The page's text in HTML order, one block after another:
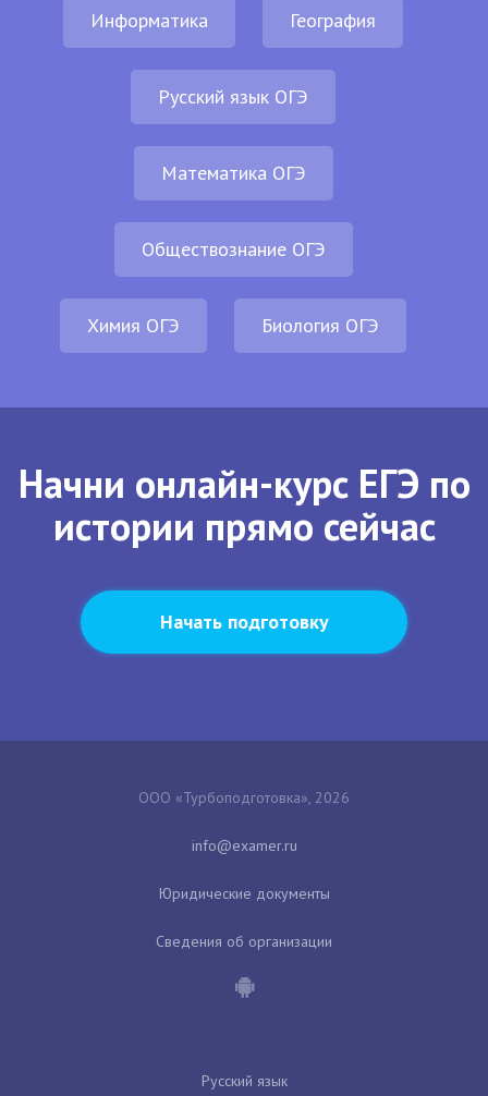
Информатика География
Русский язык ОГЭ
Математика ОГЭ
Обществознание ОГЭ
Химия ОГЭ Биология ОГЭ
Начни онлайн-курс ЕГЭ по
истории прямо сейчас
Начать подготовку
ООО «Турбоподготовка», 2026
Юридические документы
Сведения об организации
Русский язык